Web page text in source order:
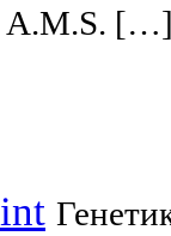
A.M.S.